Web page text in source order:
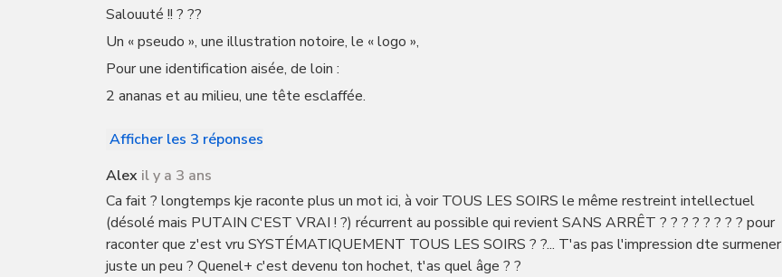
Salouuté !! ? ??
Un « pseudo », une illustration notoire, le « logo »,
Pour une identification aisée, de loin :
2 ananas et au milieu, une tête esclaffée.
Afficher les 3 réponses
Alex il y a 3 ans
Ca fait ? longtemps kje raconte plus un mot ici, à voir TOUS LES SOIRS le même restreint intellectuel
(désolé mais PUTAIN C'EST VRAI ! ?) récurrent au possible qui revient SANS ARRÊT ? ? ? ? ? ? ? ? pour
raconter que z'est vru SYSTÉMATIQUEMENT TOUS LES SOIRS ? ?... T'as pas l'impression dte surmener
juste un peu ? Quenel+ c'est devenu ton hochet, t'as quel âge ? ?